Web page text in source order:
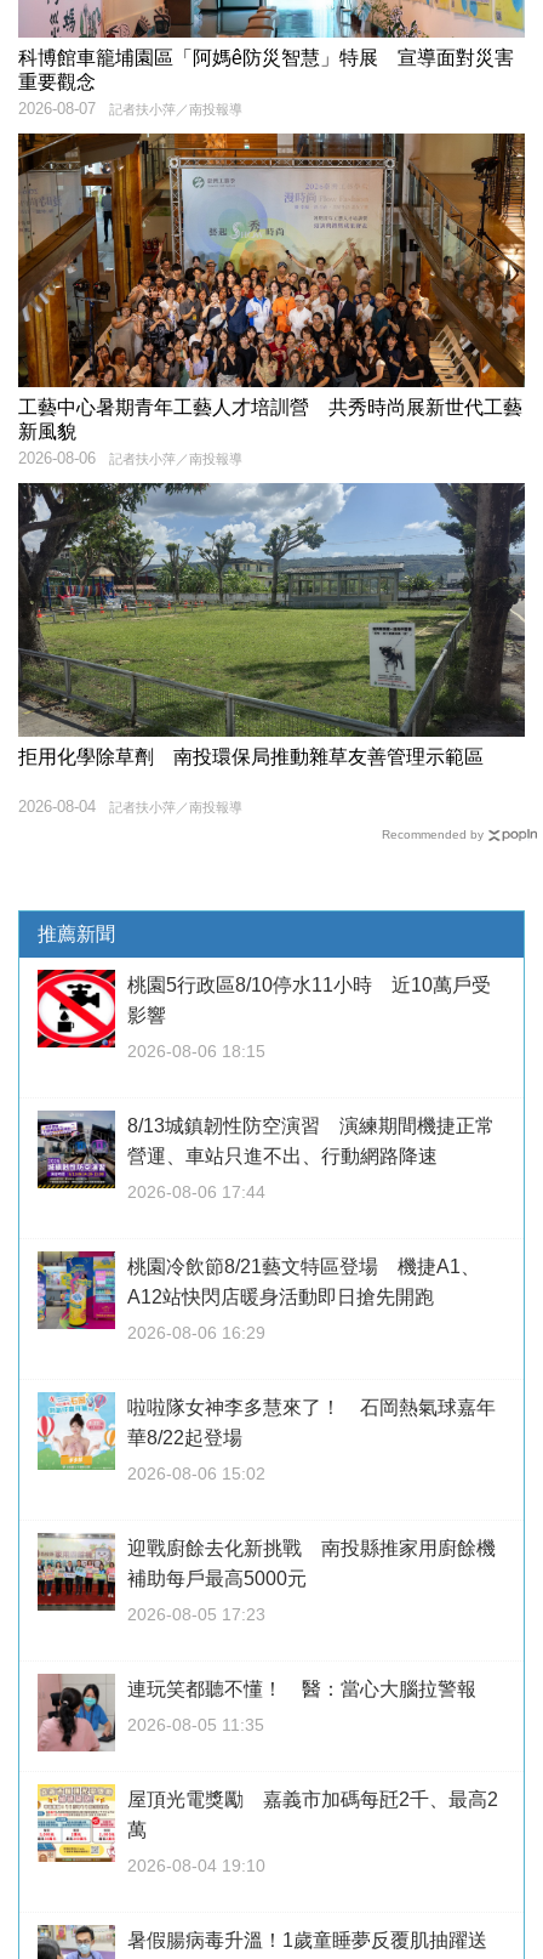
科博館車籠埔園區「阿媽ê防災智慧」特展 宣導面對災害
重要觀念
記者扶小萍／南投報導
2026-08-07
工藝中心暑期青年工藝人才培訓營 共秀時尚展新世代工藝
新風貌
記者扶小萍／南投報導
2026-08-06
拒用化學除草劑 南投環保局推動雜草友善管理示範區
記者扶小萍／南投報導
2026-08-04
Recommended by
推薦新聞
桃園5行政區8/10停水11小時 近10萬戶受
影響
2026-08-06 18:15
8/13城鎮韌性防空演習 演練期間機捷正常
營運、車站只進不出、行動網路降速
2026-08-06 17:44
桃園冷飲節8/21藝文特區登場 機捷A1、
A12站快閃店暖身活動即日搶先開跑
2026-08-06 16:29
啦啦隊女神李多慧來了！ 石岡熱氣球嘉年
華8/22起登場
2026-08-06 15:02
迎戰廚餘去化新挑戰 南投縣推家用廚餘機
補助每戶最高5000元
2026-08-05 17:23
連玩笑都聽不懂！ 醫：當心大腦拉警報
2026-08-05 11:35
屋頂光電獎勵 嘉義市加碼每瓩2千、最高2
萬
2026-08-04 19:10
暑假腸病毒升溫！1歲童睡夢反覆肌抽躍送